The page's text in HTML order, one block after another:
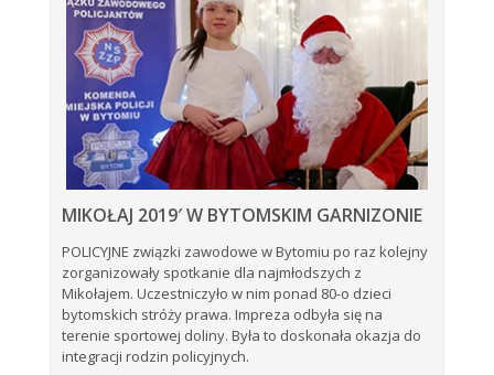
MIKOŁAJ 2019′ W BYTOMSKIM GARNIZONIE
POLICYJNE związki zawodowe w Bytomiu po raz kolejny
zorganizowały spotkanie dla najmłodszych z
Mikołajem. Uczestniczyło w nim ponad 80-o dzieci
bytomskich stróży prawa. Impreza odbyła się na
terenie sportowej doliny. Była to doskonała okazja do
integracji rodzin policyjnych.